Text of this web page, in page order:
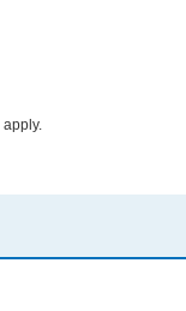
apply.